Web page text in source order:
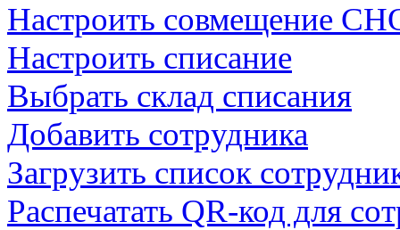
Настроить совмещение
Настроить списание
Выбрать склад списания
Добавить сотрудника
Загрузить список
Распечатать QR-код для